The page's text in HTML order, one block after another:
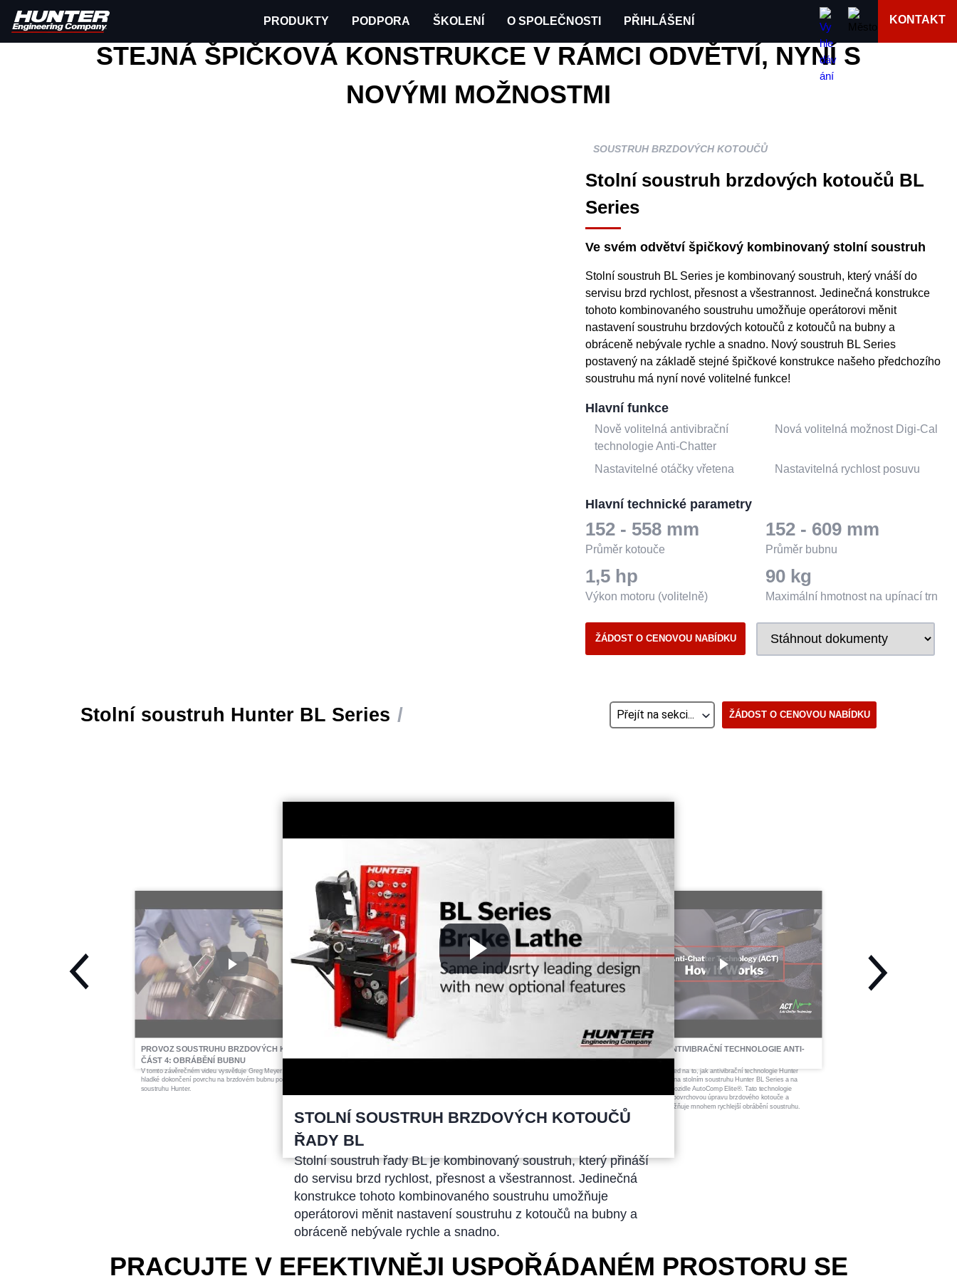
PRODUKTY PODPORA ŠKOLENÍ O SPOLEČNOSTI PŘIHLÁŠENÍ KONTAKT
Stolní soustruh řady BL
Soustruhy brzdových kotoučů
Hunter Engineering
STEJNÁ ŠPIČKOVÁ KONSTRUKCE V RÁMCI ODVĚTVÍ, NYNÍ S
NOVÝMI MOŽNOSTMI
SOUSTRUH BRZDOVÝCH KOTOUČŮ
Stolní soustruh brzdových kotoučů BL
Series
Ve svém odvětví špičkový kombinovaný stolní soustruh
Stolní soustruh BL Series je kombinovaný soustruh, který vnáší do
servisu brzd rychlost, přesnost a všestrannost. Jedinečná konstrukce
tohoto kombinovaného soustruhu umožňuje operátorovi měnit
nastavení soustruhu brzdových kotoučů z kotoučů na bubny a
obráceně nebývale rychle a snadno. Nový soustruh BL Series
postavený na základě stejné špičkové konstrukce našeho předchozího
soustruhu má nyní nové volitelné funkce!
Hlavní funkce
Nově volitelná antivibrační
technologie Anti-Chatter
Nová volitelná možnost Digi-Cal
Nastavitelné otáčky vřetena Nastavitelná rychlost posuvu
Hlavní technické parametry
152 - 558 mm
Průměr kotouče
152 - 609 mm
Průměr bubnu
1,5 hp
Výkon motoru (volitelně)
90 kg
Maximální hmotnost na upínací trn
ŽÁDOST O CENOVOU NABÍDKU
Stolní soustruh Hunter BL Series / ŽÁDOST O CENOVOU NABÍDKU
STOLNÍ SOUSTRUH BRZDOVÝCH KOTOUČŮ
ŘADY BL
Stolní soustruh řady BL je kombinovaný soustruh, který přináší
do servisu brzd rychlost, přesnost a všestrannost. Jedinečná
konstrukce tohoto kombinovaného soustruhu umožňuje
operátorovi měnit nastavení soustruhu z kotoučů na bubny a
obráceně nebývale rychle a snadno.
PRINCIP ANTIVIBRAČNÍ TECHNOLOGIE ANTI-
CHATTER
Podrobný pohled na to, jak antivibrační technologie Hunter
(ACT) funguje na stolním soustruhu Hunter BL Series a na
soustruhu na vozidle AutoComp Elite®. Tato technologie
zajišťuje lepší povrchovou úpravu brzdového kotouče a
současně umožňuje mnohem rychlejší obrábění soustruhu.
PROVOZ SOUSTRUHU BRZDOVÝCH KOTOUČŮ |
ČÁST 4: OBRÁBĚNÍ BUBNU
V tomto závěrečném videu vysvětluje Greg Meyer, jak provádět
hladké dokončení povrchu na brzdovém bubnu pomocí stolního
soustruhu Hunter.
PRACUJTE V EFEKTIVNĚJI USPOŘÁDANÉM PROSTORU SE